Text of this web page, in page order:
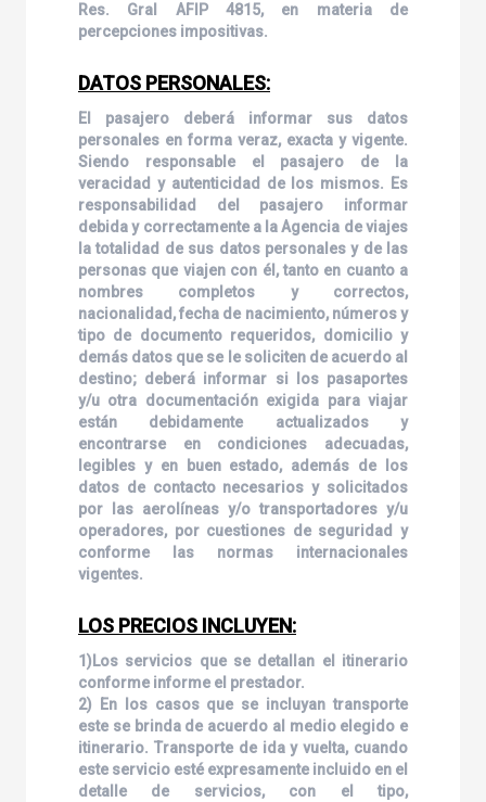
Res. Gral AFIP 4815, en materia de
percepciones impositivas.
DATOS PERSONALES:
El pasajero deberá informar sus datos
personales en forma veraz, exacta y vigente.
Siendo responsable el pasajero de la
veracidad y autenticidad de los mismos. Es
responsabilidad del pasajero informar
debida y correctamente a la Agencia de viajes
la totalidad de sus datos personales y de las
personas que viajen con él, tanto en cuanto a
nombres completos y correctos,
nacionalidad, fecha de nacimiento, números y
tipo de documento requeridos, domicilio y
demás datos que se le soliciten de acuerdo al
destino; deberá informar si los pasaportes
y/u otra documentación exigida para viajar
están debidamente actualizados y
encontrarse en condiciones adecuadas,
legibles y en buen estado, además de los
datos de contacto necesarios y solicitados
por las aerolíneas y/o transportadores y/u
operadores, por cuestiones de seguridad y
conforme las normas internacionales
vigentes.
LOS PRECIOS INCLUYEN:
1)Los servicios que se detallan el itinerario
conforme informe el prestador.
2) En los casos que se incluyan transporte
este se brinda de acuerdo al medio elegido e
itinerario. Transporte de ida y vuelta, cuando
este servicio esté expresamente incluido en el
detalle de servicios, con el tipo,